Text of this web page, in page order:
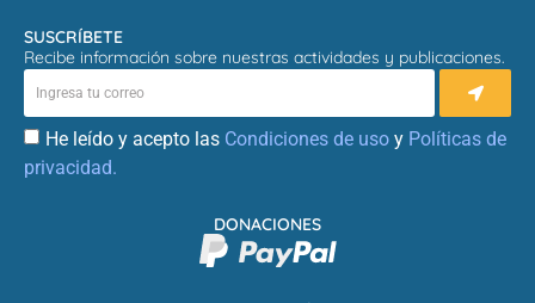
SUSCRÍBETE
Recibe información sobre nuestras actividades y publicaciones.
He leído y acepto las Condiciones de uso y Políticas de
privacidad.
DONACIONES